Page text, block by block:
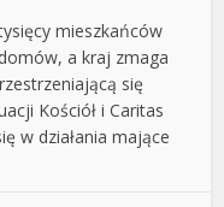
mieszkańców
a kraj zmaga
się
Kościół i Caritas
w działania mające